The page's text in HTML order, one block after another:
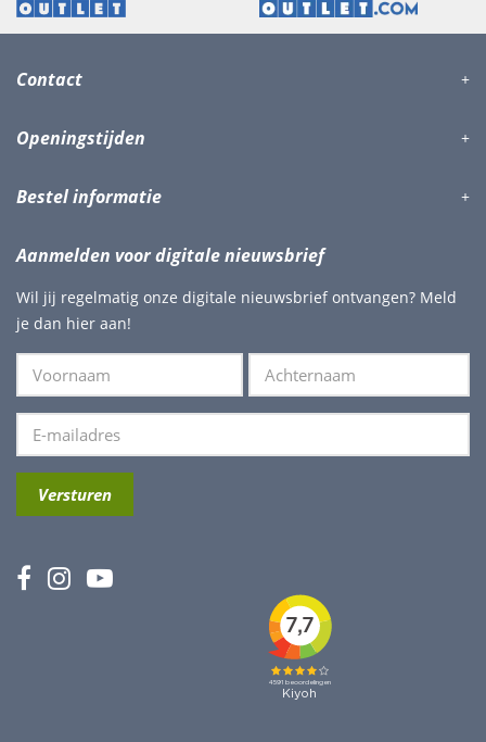
Contact
Openingstijden
Bestel informatie
Aanmelden voor digitale nieuwsbrief
Wil jij regelmatig onze digitale nieuwsbrief ontvangen? Meld
je dan hier aan!